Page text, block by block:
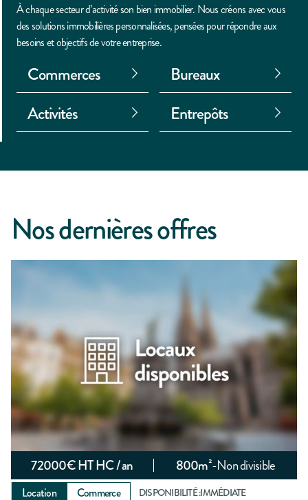
À chaque secteur d’activité son bien immobilier. Nous créons avec vous
des solutions immobilières personnalisées, pensées pour répondre aux
besoins et objectifs de votre entreprise.
Commerces
Bureaux
Activités
Entrepôts
Nos dernières offres
72000€ HT HC / an 800m²-Non divisible
Location Commerce DISPONIBILITÉ :IMMÉDIATE